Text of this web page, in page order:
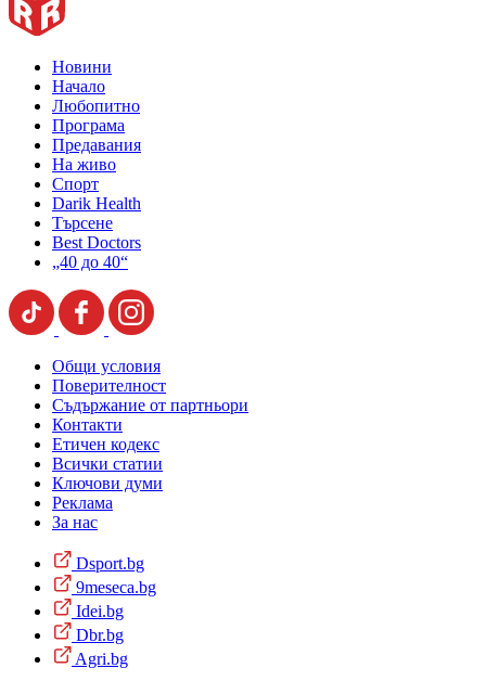
Новини
Начало
Любопитно
Програма
Предавания
На живо
Спорт
Darik Health
Търсене
Best Doctors
„40 до 40“
Общи условия
Поверителност
Съдържание от партньори
Контакти
Етичен кодекс
Всички статии
Ключови думи
Реклама
За нас
Dsport.bg
9meseca.bg
Idei.bg
Dbr.bg
Agri.bg